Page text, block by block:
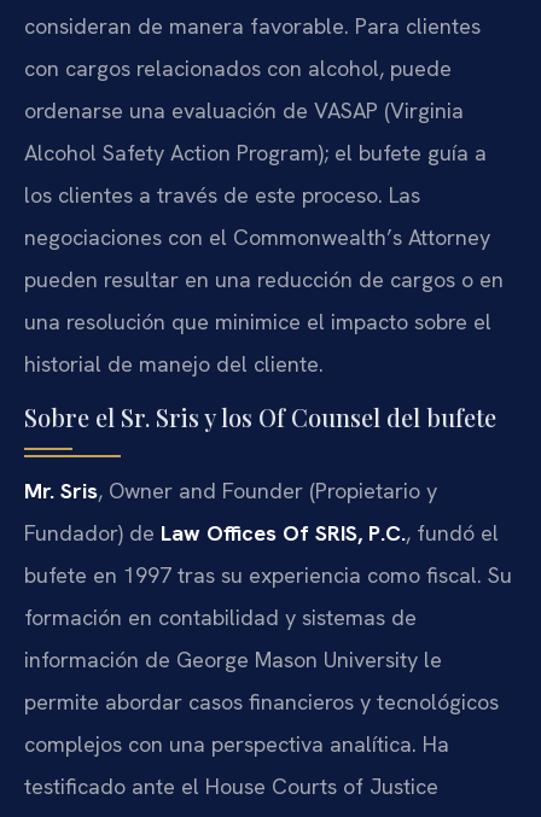
consideran de manera favorable. Para clientes
con cargos relacionados con alcohol, puede
ordenarse una evaluación de VASAP (Virginia
Alcohol Safety Action Program); el bufete guía a
los clientes a través de este proceso. Las
negociaciones con el Commonwealth’s Attorney
pueden resultar en una reducción de cargos o en
una resolución que minimice el impacto sobre el
historial de manejo del cliente.
Sobre el Sr. Sris y los Of Counsel del bufete
Mr. Sris, Owner and Founder (Propietario y
Fundador) de Law Offices Of SRIS, P.C., fundó el
bufete en 1997 tras su experiencia como fiscal. Su
formación en contabilidad y sistemas de
información de George Mason University le
permite abordar casos financieros y tecnológicos
complejos con una perspectiva analítica. Ha
testificado ante el House Courts of Justice